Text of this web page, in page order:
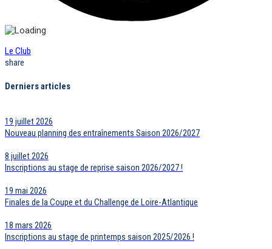
Le Club
share
Derniers articles
19 juillet 2026
Nouveau planning des entraînements Saison 2026/2027
8 juillet 2026
Inscriptions au stage de reprise saison 2026/2027 !
19 mai 2026
Finales de la Coupe et du Challenge de Loire-Atlantique
18 mars 2026
Inscriptions au stage de printemps saison 2025/2026 !